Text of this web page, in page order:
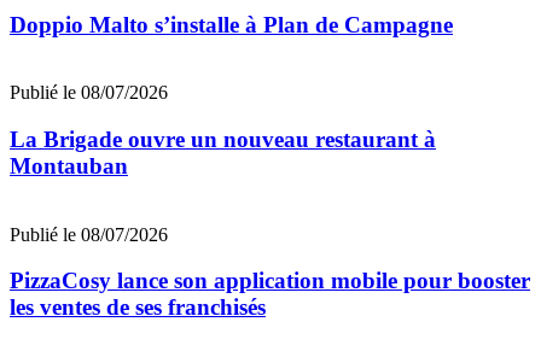
Doppio Malto s’installe à Plan de Campagne
Publié le 08/07/2026
La Brigade ouvre un nouveau restaurant à
Montauban
Publié le 08/07/2026
PizzaCosy lance son application mobile pour booster
les ventes de ses franchisés